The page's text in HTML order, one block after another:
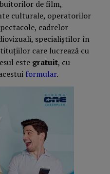
de film,
culturale, operatorilor
cadrelor
specialiștilor în
care lucrează cu
este gratuit, cu
formular.